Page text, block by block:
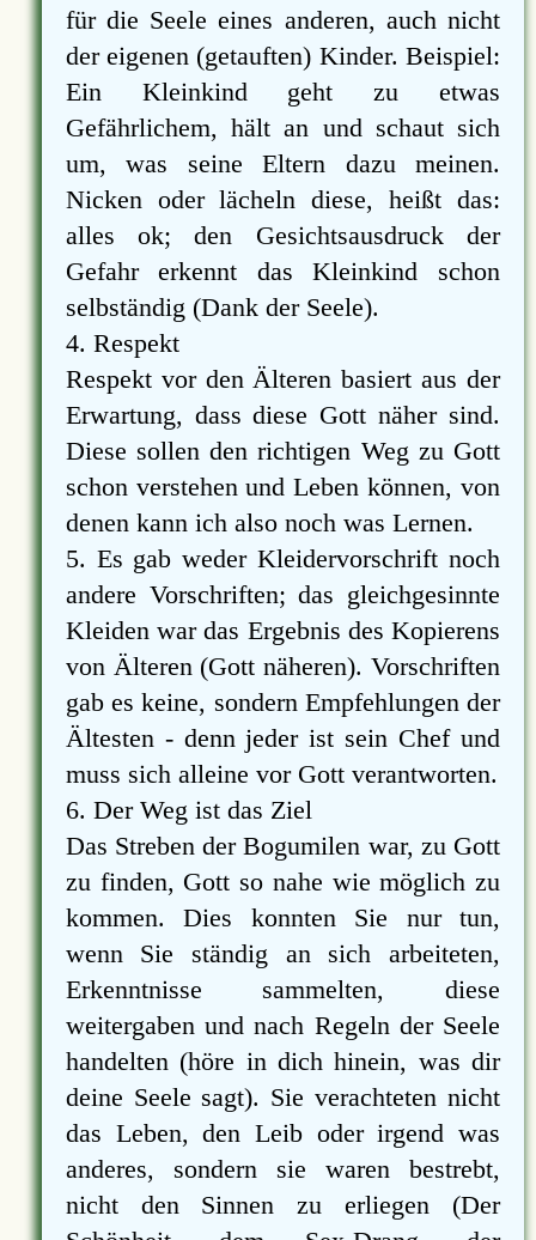
für die Seele eines anderen, auch nicht
der eigenen (getauften) Kinder. Beispiel:
Ein Kleinkind geht zu etwas
Gefährlichem, hält an und schaut sich
um, was seine Eltern dazu meinen.
Nicken oder lächeln diese, heißt das:
alles ok; den Gesichtsausdruck der
Gefahr erkennt das Kleinkind schon
selbständig (Dank der Seele).
4. Respekt
Respekt vor den Älteren basiert aus der
Erwartung, dass diese Gott näher sind.
Diese sollen den richtigen Weg zu Gott
schon verstehen und Leben können, von
denen kann ich also noch was Lernen.
5. Es gab weder Kleidervorschrift noch
andere Vorschriften; das gleichgesinnte
Kleiden war das Ergebnis des Kopierens
von Älteren (Gott näheren). Vorschriften
gab es keine, sondern Empfehlungen der
Ältesten - denn jeder ist sein Chef und
muss sich alleine vor Gott verantworten.
6. Der Weg ist das Ziel
Das Streben der Bogumilen war, zu Gott
zu finden, Gott so nahe wie möglich zu
kommen. Dies konnten Sie nur tun,
wenn Sie ständig an sich arbeiteten,
Erkenntnisse sammelten, diese
weitergaben und nach Regeln der Seele
handelten (höre in dich hinein, was dir
deine Seele sagt). Sie verachteten nicht
das Leben, den Leib oder irgend was
anderes, sondern sie waren bestrebt,
nicht den Sinnen zu erliegen (Der